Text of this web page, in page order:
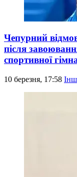
Чепурний
після
спортивної
10 березня, 17:58